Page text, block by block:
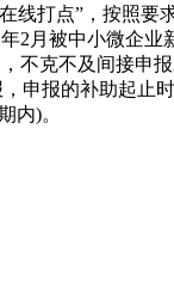
线打点”，按照
2月被中小微企
不克不及间接
申报的补助起止
内)。